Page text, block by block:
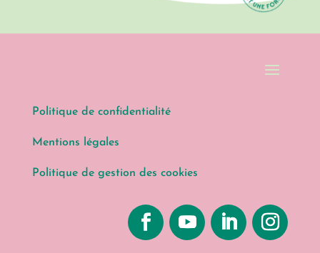
Politique de confidentialité
Mentions légales
Politique de gestion des cookies